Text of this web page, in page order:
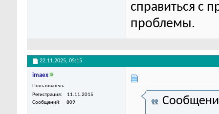
справиться с
проблемы.
22.11.2025, 05:15
imaex
Пользователь
Регистрация
11.11.2015
Сообщений
809